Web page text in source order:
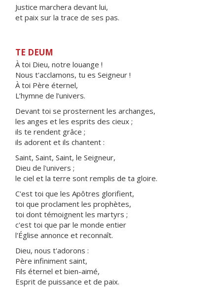
Justice marchera devant lui,
et paix sur la trace de ses pas.
TE DEUM
À toi Dieu, notre louange !
Nous t'acclamons, tu es Seigneur !
À toi Père éternel,
L’hymne de l’univers.
Devant toi se prosternent les archanges,
les anges et les esprits des cieux ;
ils te rendent grâce ;
ils adorent et ils chantent :
Saint, Saint, Saint, le Seigneur,
Dieu de l'univers ;
le ciel et la terre sont remplis de ta gloire.
C'est toi que les Apôtres glorifient,
toi que proclament les prophètes,
toi dont témoignent les martyrs ;
c'est toi que par le monde entier
l'Église annonce et reconnaît.
Dieu, nous t'adorons :
Père infiniment saint,
Fils éternel et bien-aimé,
Esprit de puissance et de paix.